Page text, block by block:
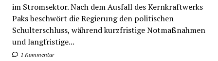
im Stromsektor. Nach dem Ausfall des Kernkraftwerks
Paks beschwört die Regierung den politischen
Schulterschluss, während kurzfristige Notmaßnahmen
und langfristige...
1 Kommentar